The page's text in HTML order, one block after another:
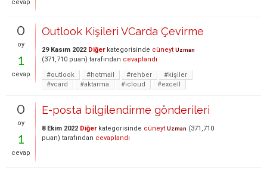
cevap
0
oy
1
cevap
Outlook Kişileri VCarda Çevirme
29 Kasım 2022 Diğerkategorisinde cüneyt Uzman
(371,710 puan) tarafından cevaplandı
#outlook
#hotmail #rehber
#kişiler
#vcard
#aktarma #icloud #excell
0
oy
1
cevap
E-posta bilgilendirme gönderileri
8 Ekim 2022 Diğerkategorisinde cüneyt Uzman (371,710
puan) tarafından cevaplandı